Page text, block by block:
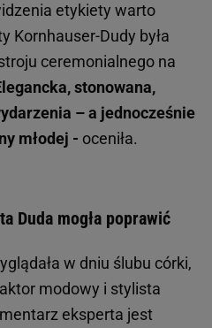
etykiety warto
Kornhauser-Dudy była
ceremonialnego na
stonowana,
– a jednocześnie
młodej - oceniła.
Duda mogła poprawić
w dniu ślubu córki,
modowy i stylista
eksperta jest